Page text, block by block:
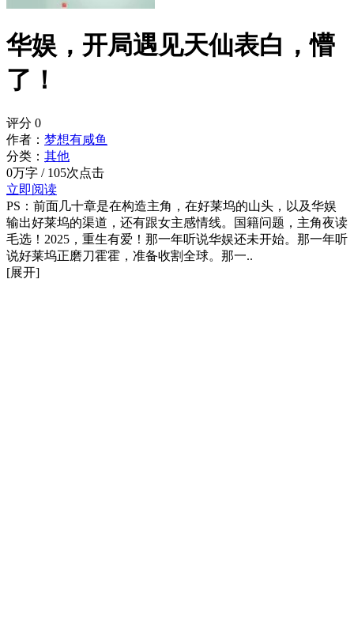
华娱，开局遇见天仙表白，懵
了！
评分 0
作者： 梦想有咸鱼
分类： 其他
0万字 / 105次点击
立即阅读
PS：前面几十章是在构造主角，在好莱坞的山头，以及华娱
输出好莱坞的渠道，还有跟女主感情线。国籍问题，主角夜读
毛选！2025，重生有爱！那一年听说华娱还未开始。那一年听
说好莱坞正磨刀霍霍，准备收割全球。那一..
[展开]